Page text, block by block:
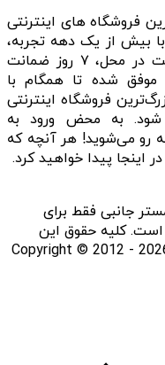
فروشگاه های اینترنتی
با بیش از یک دهه تجربه،
با پایبندی به سه اصل کلیدی، پرداخت در محل، ۷ روز ضمانت
موفق شده تا همگام با
فروشگاه اینترنتی
شود. به محض ورود به
رو می‌شوید! هر آنچه که
اینجا پیدا خواهید کرد.
جانبی فقط برای
است. کلیه حقوق این